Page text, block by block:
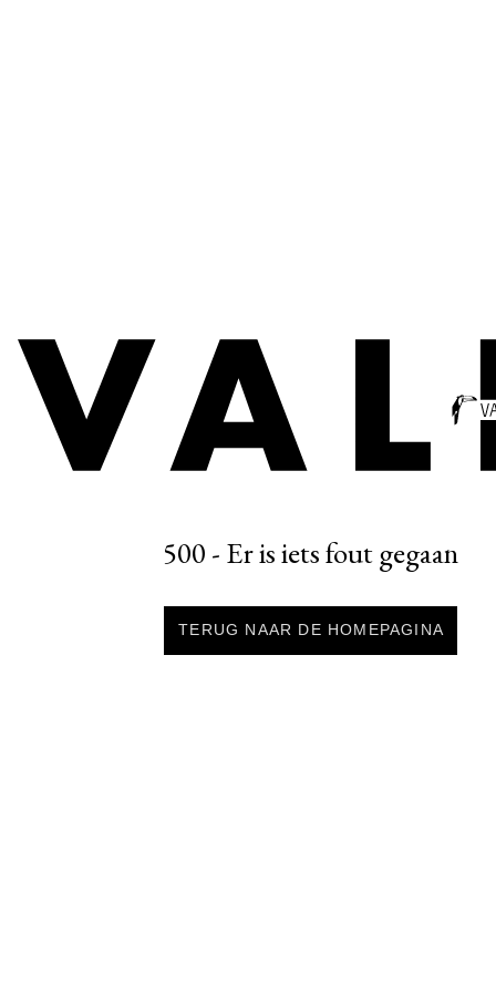
500 - Er is iets fout gegaan
TERUG NAAR DE HOMEPAGINA